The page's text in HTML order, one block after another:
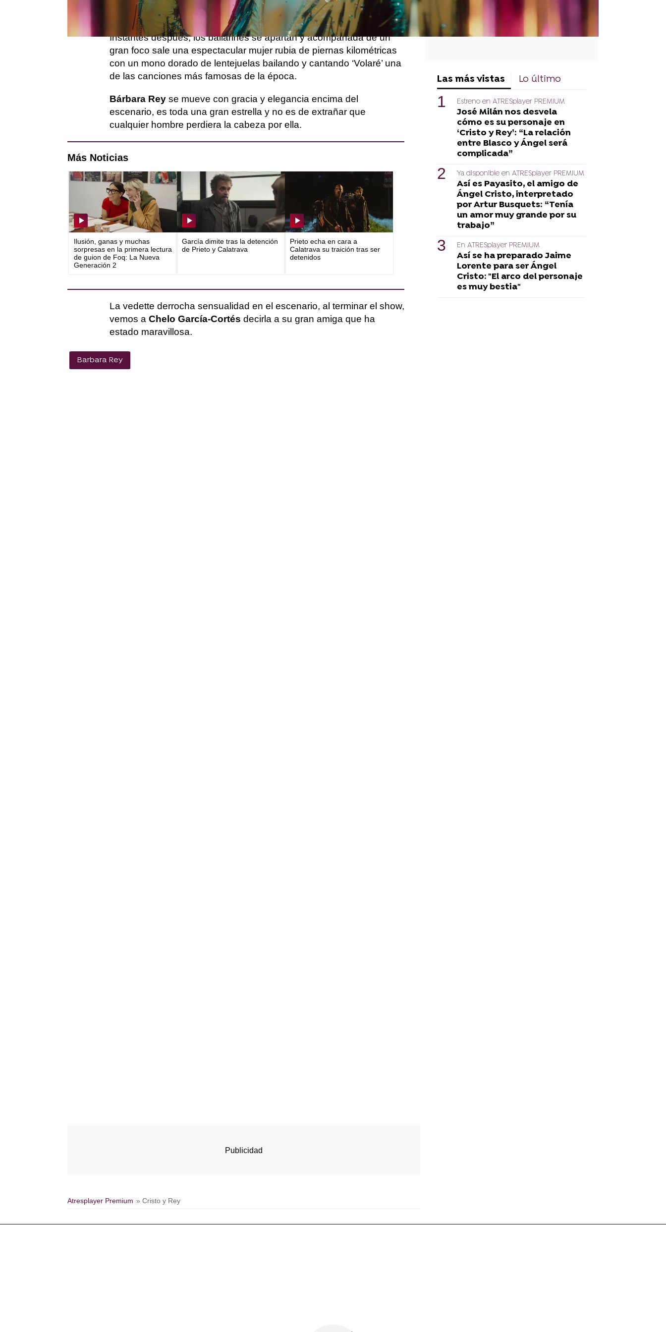
cámaras.
Instantes después, los bailarines se apartan y acompañada de un
gran foco sale una espectacular mujer rubia de piernas kilométricas
con un mono dorado de lentejuelas bailando y cantando ‘Volaré’ una
de las canciones más famosas de la época.
Bárbara Rey se mueve con gracia y elegancia encima del
escenario, es toda una gran estrella y no es de extrañar que
cualquier hombre perdiera la cabeza por ella.
Más Noticias
Ilusión, ganas y muchas
sorpresas en la primera lectura
de guion de Foq: La Nueva
Generación 2
García dimite tras la detención
de Prieto y Calatrava
Prieto echa en cara a
Calatrava su traición tras ser
detenidos
La vedette derrocha sensualidad en el escenario, al terminar el show,
vemos a Chelo García-Cortés decirla a su gran amiga que ha
estado maravillosa.
Barbara Rey
Atresplayer Premium » Cristo y Rey
Las más vistas Lo último
Estreno en ATRESplayer PREMIUM
José Milán nos desvela
cómo es su personaje en
‘Cristo y Rey’: “La relación
entre Blasco y Ángel será
complicada”
Ya disponible en ATRESplayer PREMIUM
Así es Payasito, el amigo de
Ángel Cristo, interpretado
por Artur Busquets: “Tenía
un amor muy grande por su
trabajo”
En ATRESplayer PREMIUM
Así se ha preparado Jaime
Lorente para ser Ángel
Cristo: "El arco del personaje
es muy bestia"